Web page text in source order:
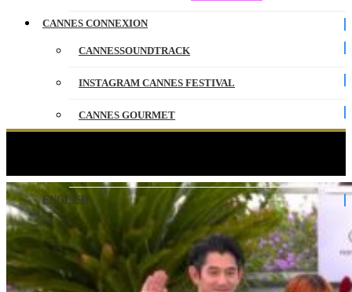
CANNES CONNEXION
CANNESSOUNDTRACK
INSTAGRAM CANNES FESTIVAL
CANNES GOURMET
ENGLISH